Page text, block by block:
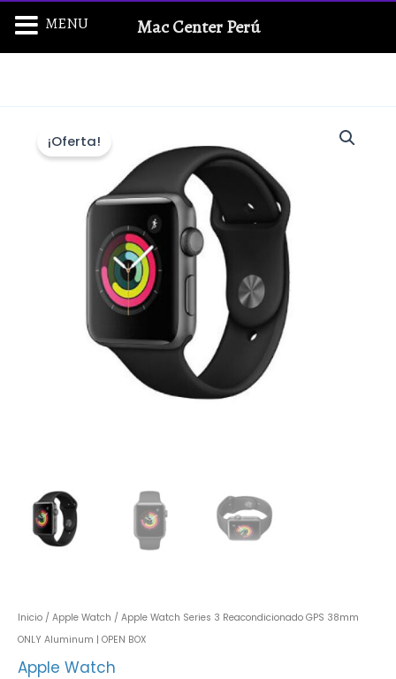
contenido
¡Oferta!
Inicio / Apple Watch / Apple Watch Series 3 Reacondicionado GPS 38mm
ONLY Aluminum | OPEN BOX
Apple Watch
MENU Mac Center Perú